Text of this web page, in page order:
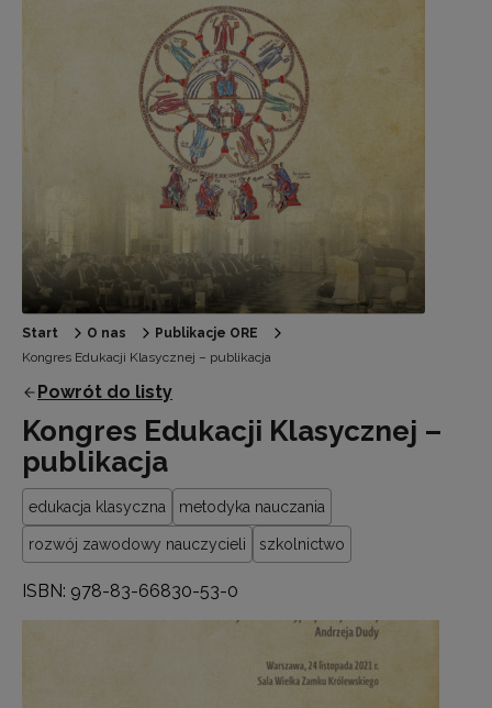
Start O nas
Publikacje ORE
Kongres Edukacji Klasycznej – publikacja
Powrót do listy
Kongres Edukacji Klasycznej –
publikacja
edukacja klasyczna metodyka nauczania
rozwój zawodowy nauczycieli szkolnictwo
ISBN: 978-83-66830-53-0